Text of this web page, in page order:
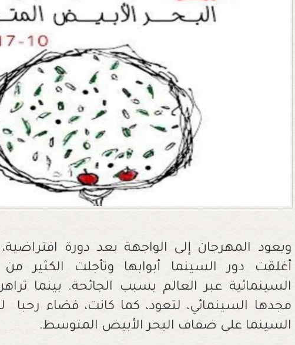
ويعود المهرجان إلى الواجهة بعد دورة
أغلقت دور السينما أبوابها وتأجلت الكثير من
السينمائية عبر العالم بسبب الجائحة. بينما
مجدها السينمائي، لتعود، كما كانت، فضاء
السينما على ضفاف البحر الأبيض المتوسط.